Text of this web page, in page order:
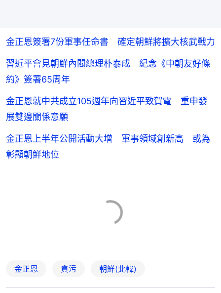
金正恩簽署7份軍事任命書 確定朝鮮將擴大核武戰力
習近平會見朝鮮內閣總理朴泰成 紀念《中朝友好條
約》簽署65周年
金正恩就中共成立105週年向習近平致賀電 重申發
展雙邊關係意願
金正恩上半年公開活動大增 軍事領域創新高 或為
彰顯朝鮮地位
金正恩 貪污 朝鮮(北韓)